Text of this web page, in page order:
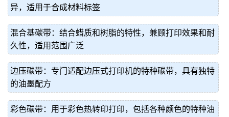
异，适用于合成材料标签
混合基碳带：结合蜡质和树脂的特性，兼顾打印效果和耐
久性，适用范围广泛
边压碳带：专门适配边压式打印机的特种碳带，具有独特
的油墨配方
彩色碳带：用于彩色热转印打印，包括各种颜色的特种油